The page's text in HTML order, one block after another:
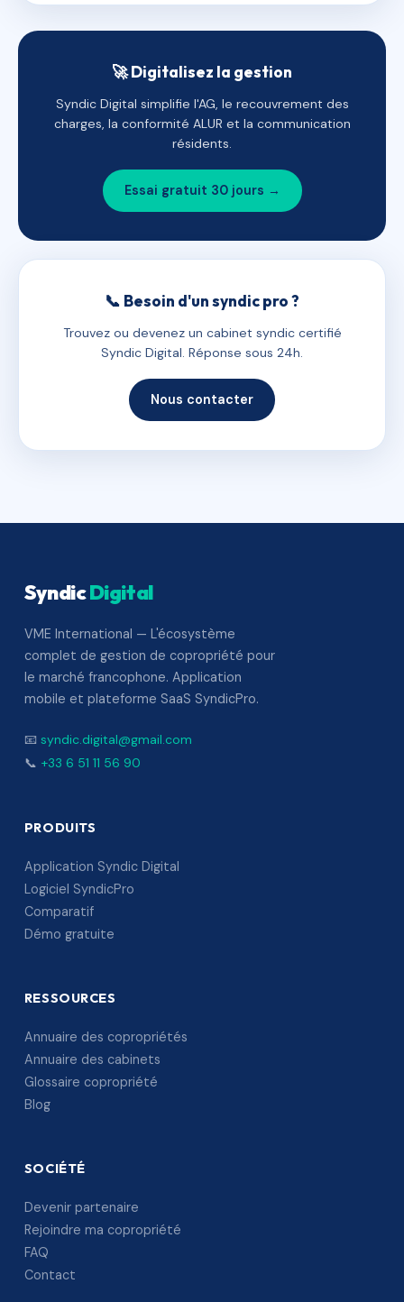
🚀 Digitalisez la gestion
Syndic Digital simplifie l'AG, le recouvrement des
charges, la conformité ALUR et la communication
résidents.
Essai gratuit 30 jours →
📞 Besoin d'un syndic pro ?
Trouvez ou devenez un cabinet syndic certifié
Syndic Digital. Réponse sous 24h.
Nous contacter
SyndicDigital
VME International — L'écosystème
complet de gestion de copropriété pour
le marché francophone. Application
mobile et plateforme SaaS SyndicPro.
📧 syndic.digital@gmail.com
📞 +33 6 51 11 56 90
PRODUITS
Application Syndic Digital
Logiciel SyndicPro
Comparatif
Démo gratuite
RESSOURCES
Annuaire des copropriétés
Annuaire des cabinets
Glossaire copropriété
Blog
SOCIÉTÉ
Devenir partenaire
Rejoindre ma copropriété
FAQ
Contact